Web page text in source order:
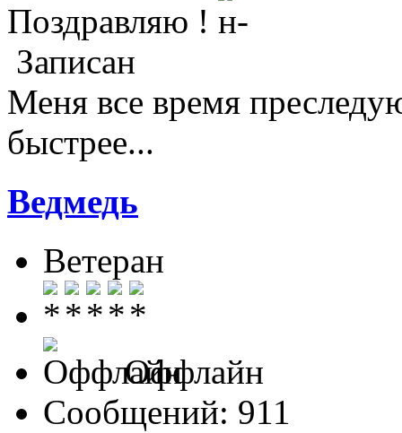
Поздравляю !
Записан
Меня все время
быстрее...
Ведмедь
Ветеран
Оффлайн
Сообщений: 911